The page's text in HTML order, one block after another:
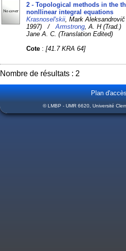
2 - Topological methods in the
nonllinear integral equations
Krasnosel'skii , Mark
1997) /Armstrong , A. H
Jane A. C. (Translation Edited)
Cote :[41.7 KRA 64]
Nombre de résultats : 2
Plan
© LMBP - UMR 6620, Université